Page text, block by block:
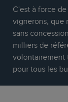
C'est à force
vignerons, que
sans
milliers de
volontairement
pour tous les